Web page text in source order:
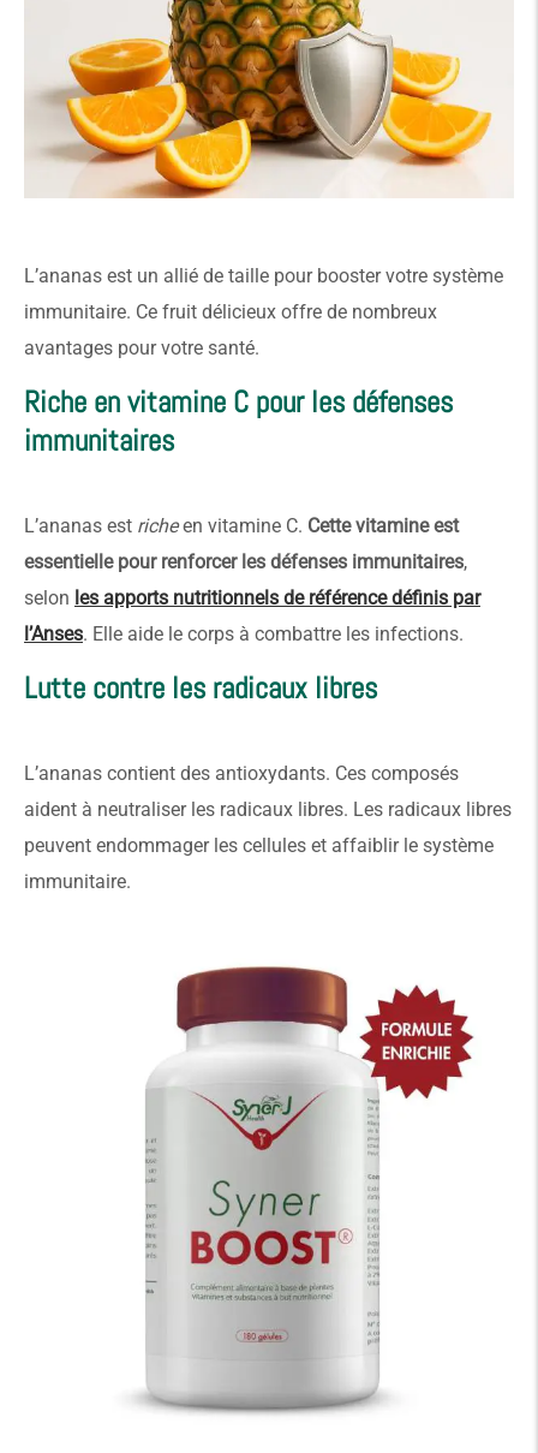
L’ananas est un allié de taille pour booster votre système
immunitaire. Ce fruit délicieux offre de nombreux
avantages pour votre santé.
Riche en vitamine C pour les défenses
immunitaires
L’ananas est richeen vitamine C. Cette vitamine est
essentielle pour renforcer les défenses immunitaires,
selon les apports nutritionnels de référence définis par
l’Anses. Elle aide le corps à combattre les infections.
Lutte contre les radicaux libres
L’ananas contient des antioxydants. Ces composés
aident à neutraliser les radicaux libres. Les radicaux libres
peuvent endommager les cellules et affaiblir le système
immunitaire.